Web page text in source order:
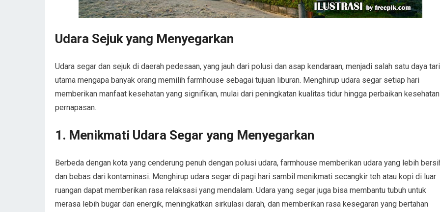
Udara Sejuk yang Menyegarkan
Udara segar dan sejuk di daerah pedesaan, yang jauh dari polusi dan asap kendaraan, menjadi salah satu daya
utama mengapa banyak orang memilih farmhouse sebagai tujuan liburan. Menghirup udara segar setiap hari
memberikan manfaat kesehatan yang signifikan, mulai dari peningkatan kualitas tidur hingga perbaikan kesehatan
pernapasan.
1. Menikmati Udara Segar yang Menyegarkan
Berbeda dengan kota yang cenderung penuh dengan polusi udara, farmhouse memberikan udara yang lebih
dan bebas dari kontaminasi. Menghirup udara segar di pagi hari sambil menikmati secangkir teh atau kopi di luar
ruangan dapat memberikan rasa relaksasi yang mendalam. Udara yang segar juga bisa membantu tubuh untuk
merasa lebih bugar dan energik, meningkatkan sirkulasi darah, dan memberikan rasa kesegaran yang bertahan